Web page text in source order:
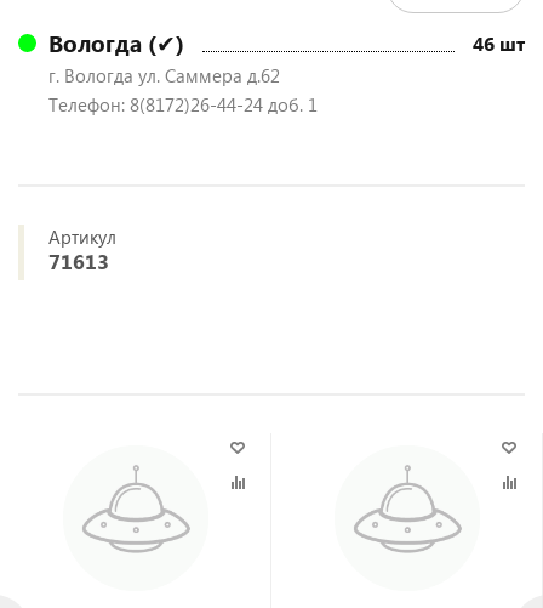
Вологда (✔) 46 шт
г. Вологда ул. Саммера д.62
Телефон: 8(8172)26-44-24 доб. 1
Артикул
71613